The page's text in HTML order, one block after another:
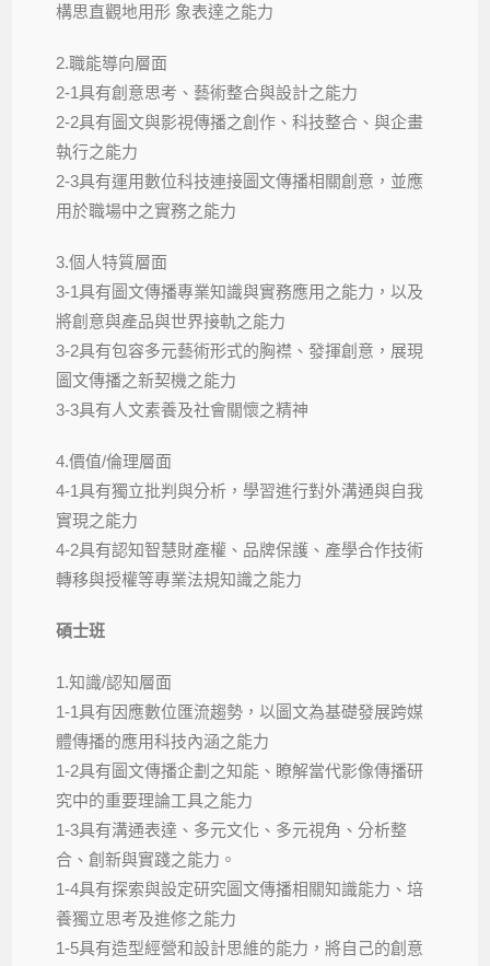
構思直觀地用形 象表達之能力
2.職能導向層面
2-1具有創意思考、藝術整合與設計之能力
2-2具有圖文與影視傳播之創作、科技整合、與企畫
執行之能力
2-3具有運用數位科技連接圖文傳播相關創意，並應
用於職場中之實務之能力
3.個人特質層面
3-1具有圖文傳播專業知識與實務應用之能力，以及
將創意與產品與世界接軌之能力
3-2具有包容多元藝術形式的胸襟、發揮創意，展現
圖文傳播之新契機之能力
3-3具有人文素養及社會關懷之精神
4.價值/倫理層面
4-1具有獨立批判與分析，學習進行對外溝通與自我
實現之能力
4-2具有認知智慧財產權、品牌保護、產學合作技術
轉移與授權等專業法規知識之能力
碩士班
1.知識/認知層面
1-1具有因應數位匯流趨勢，以圖文為基礎發展跨媒
體傳播的應用科技內涵之能力
1-2具有圖文傳播企劃之知能、瞭解當代影像傳播研
究中的重要理論工具之能力
1-3具有溝通表達、多元文化、多元視角、分析整
合、創新與實踐之能力。
1-4具有探索與設定研究圖文傳播相關知識能力、培
養獨立思考及進修之能力
1-5具有造型經營和設計思維的能力，將自己的創意